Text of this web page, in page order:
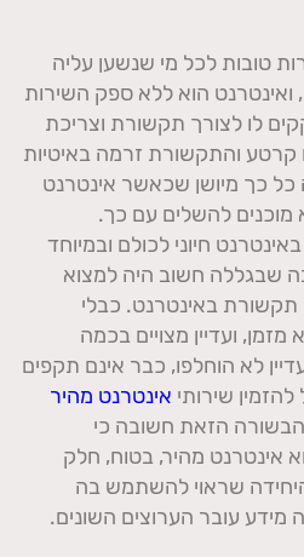
טובות לכל מי שנשען עליה
ואינטרנט הוא ללא ספק השירות
לו לצורך תקשורת וצריכת
והתקשורת זרמה באיטיות
כל כך מיושן שכאשר אינטרנט
מוכנים להשלים עם כך.
חיוני לכולם ובמיוחד
שבגללה חשוב היה למצוא
תקשורת באינטרנט. כבלי
ועדיין מצויים בכמה
לא הוחלפו, כבר אינם תקפים
שירותי אינטרנט מהיר
הבשורה הזאת חשובה כי
אינטרנט מהיר, בטוח, חלק
שראוי להשתמש בה
עובר הערוצים השונים.